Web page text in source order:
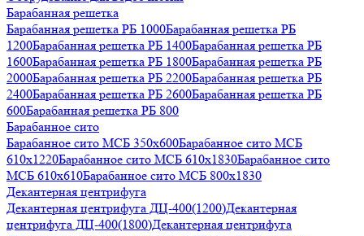
Барабанная решетка
Барабанная решетка РБ 1000Барабанная решетка РБ
1200Барабанная решетка РБ 1400Барабанная решетка РБ
1600Барабанная решетка РБ 1800Барабанная решетка РБ
2000Барабанная решетка РБ 2200Барабанная решетка РБ
2400Барабанная решетка РБ 2600Барабанная решетка РБ
600Барабанная решетка РБ 800
Барабанное сито
Барабанное сито МСБ 350x600Барабанное сито МСБ
610x1220Барабанное сито МСБ 610x1830Барабанное сито
МСБ 610x610Барабанное сито МСБ 800x1830
Декантерная центрифуга
Декантерная центрифуга ДЦ-400(1200)Декантерная
центрифуга ДЦ-400(1800)Декантерная центрифуга